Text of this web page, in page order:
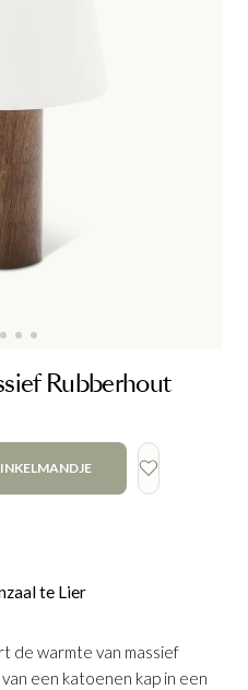
Rubberhout
te Lier
de warmte van massief
een katoenen kap in een